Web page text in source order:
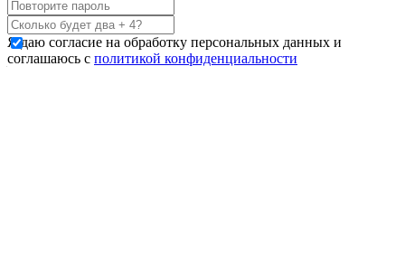
Я даю согласие на обработку персональных данных и
соглашаюсь с политикой конфиденциальности